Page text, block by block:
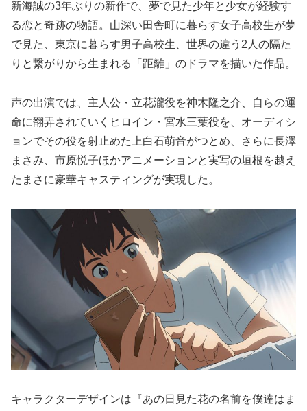
新海誠の3年ぶりの新作で、夢で見た少年と少女が経験す
る恋と奇跡の物語。山深い田舎町に暮らす女子高校生が夢
で見た、東京に暮らす男子高校生、世界の違う2人の隔た
りと繋がりから生まれる「距離」のドラマを描いた作品。
声の出演では、主人公・立花瀧役を神木隆之介、自らの運
命に翻弄されていくヒロイン・宮水三葉役を、オーディシ
ョンでその役を射止めた上白石萌音がつとめ、さらに長澤
まさみ、市原悦子ほかアニメーションと実写の垣根を越え
たまさに豪華キャスティングが実現した。
キャラクターデザインは『あの日見た花の名前を僕達はま